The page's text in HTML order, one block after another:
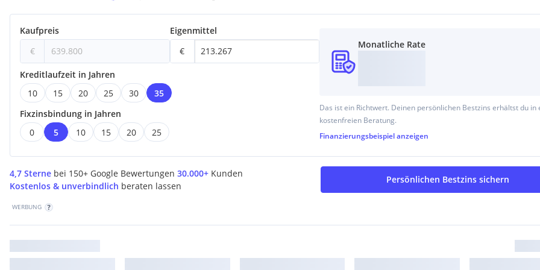
Sie erreichen uns unter +43 (0) 5223-90909-1605, bzw. untereva.kremsmair@realbau.at.
Kaufpreis
€
Eigenmittel
€
Kreditlaufzeit in Jahren
10
15 20 25 30
35
Fixzinsbindung in Jahren
0
5 10 15 20 25
Monatliche Rate
Das ist ein Richtwert. Deinen persönlichen Bestzins erhältst du in
kostenfreien Beratung.
Finanzierungsbeispielanzeigen
4,7 Sterne bei 150+ Google Bewertungen 30.000+ Kunden
Kostenlos & unverbindlich beraten lassen
Persönlichen Bestzins sichern
WERBUNG